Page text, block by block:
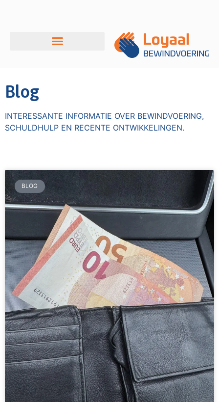
Blog
INTERESSANTE INFORMATIE OVER BEWINDVOERING,
SCHULDHULP EN RECENTE ONTWIKKELINGEN.
BLOG